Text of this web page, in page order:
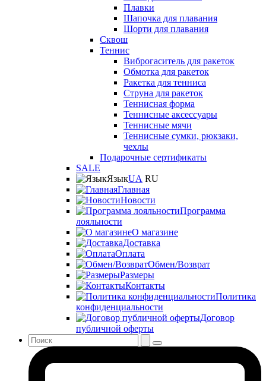
Плавки
Шапочка для плавания
Шорти для плавания
Сквош
Теннис
Виброгаситель для ракеток
Обмотка для ракеток
Ракетка для тенниса
Струна для ракеток
Теннисная форма
Теннисные аксессуары
Теннисные мячи
Теннисные сумки, рюкзаки,
чехлы
Подарочные сертификаты
SALE
ЯзыкUA RU
Главная
Новости
Программа
лояльности
О магазине
Доставка
Оплата
Обмен/Возврат
Размеры
Контакты
Политика
конфиденциальности
Договор
публичной оферты